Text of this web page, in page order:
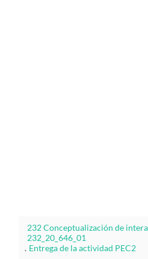
232 Conceptualización de
232_20_646_01
. Entrega de la actividad PEC2